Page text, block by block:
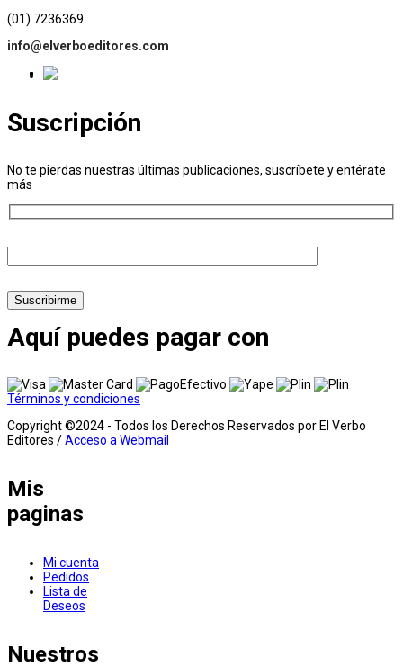
(01) 7236369
info@elverboeditores.com
Suscripción
No te pierdas nuestras últimas publicaciones, suscríbete y entérate
más
Suscribirme
Aquí puedes pagar con
Términos y condiciones
Copyright ©2024 - Todos los Derechos Reservados por El Verbo
Editores /Acceso a Webmail
Mis
paginas
Mi cuenta
Pedidos
Lista de
Deseos
Nuestros